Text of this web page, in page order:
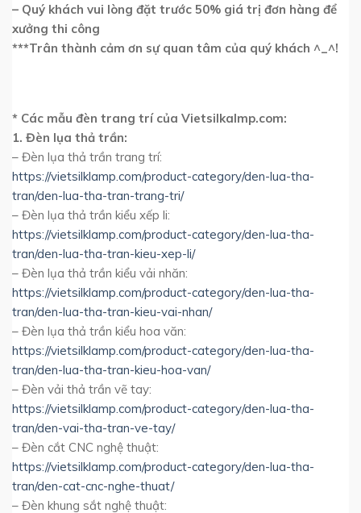
– Quý khách vui lòng đặt trước 50% giá trị đơn hàng để
xưởng thi công
***Trân thành cảm ơn sự quan tâm của quý khách ^_^!
* Các mẫu đèn trang trí của Vietsilkalmp.com:
1. Đèn lụa thả trần:
– Đèn lụa thả trần trang trí:
https://vietsilklamp.com/product-category/den-lua-tha-
tran/den-lua-tha-tran-trang-tri/
– Đèn lụa thả trần kiểu xếp li:
https://vietsilklamp.com/product-category/den-lua-tha-
tran/den-lua-tha-tran-kieu-xep-li/
– Đèn lụa thả trần kiểu vải nhăn:
https://vietsilklamp.com/product-category/den-lua-tha-
tran/den-lua-tha-tran-kieu-vai-nhan/
– Đèn lụa thả trần kiểu hoa văn:
https://vietsilklamp.com/product-category/den-lua-tha-
tran/den-lua-tha-tran-kieu-hoa-van/
– Đèn vải thả trần vẽ tay:
https://vietsilklamp.com/product-category/den-lua-tha-
tran/den-vai-tha-tran-ve-tay/
– Đèn cắt CNC nghệ thuật:
https://vietsilklamp.com/product-category/den-lua-tha-
tran/den-cat-cnc-nghe-thuat/
– Đèn khung sắt nghệ thuật: